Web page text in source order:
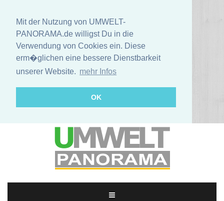
Mit der Nutzung von UMWELT-
PANORAMA.de willigst Du in die
Verwendung von Cookies ein. Diese
erm�glichen eine bessere Dienstbarkeit
unserer Website. mehr Infos
OK